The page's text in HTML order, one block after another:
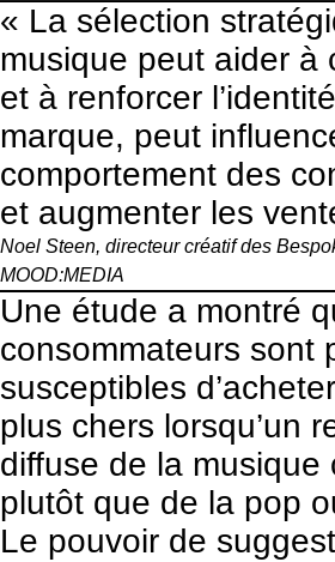
« La sélection
musique peut aider à
et à renforcer
marque, peut
comportement des
et augmenter les
Noel Steen, directeur créatif des
MOOD:MEDIA
Une étude a montré
consommateurs sont
susceptibles
plus chers lorsqu’un
diffuse de la musique
plutôt que de la pop
Le pouvoir de